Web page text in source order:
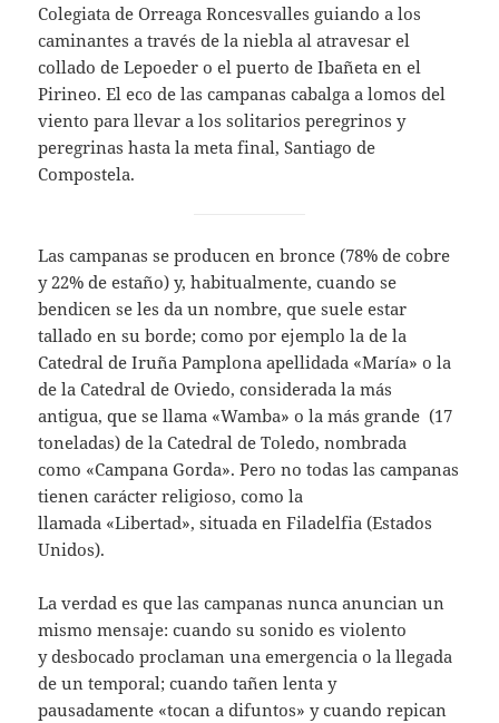
Colegiata de Orreaga Roncesvalles guiando a los
caminantes a través de la niebla al atravesar el
collado de Lepoeder o el puerto de Ibañeta en el
Pirineo. El eco de las campanas cabalga a lomos del
viento para llevar a los solitarios peregrinos y
peregrinas hasta la meta final, Santiago de
Compostela.
Las campanas se producen en bronce (78% de cobre
y 22% de estaño) y, habitualmente, cuando se
bendicen se les da un nombre, que suele estar
tallado en su borde; como por ejemplo la de la
Catedral de Iruña Pamplona apellidada «María» o la
de la Catedral de Oviedo, considerada la más
antigua, que se llama «Wamba» o la más grande (17
toneladas) de la Catedral de Toledo, nombrada
como «Campana Gorda». Pero no todas las campanas
tienen carácter religioso, como la
llamada «Libertad», situada en Filadelfia (Estados
Unidos).
La verdad es que las campanas nunca anuncian un
mismo mensaje: cuando su sonido es violento
y desbocado proclaman una emergencia o la llegada
de un temporal; cuando tañen lenta y
pausadamente «tocan a difuntos» y cuando repican